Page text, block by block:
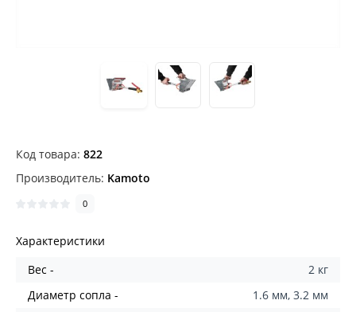
Код товара: 822
Производитель: Kamoto
0
Характеристики
Вес -
2 кг
Диаметр сопла -
1.6 мм, 3.2 мм